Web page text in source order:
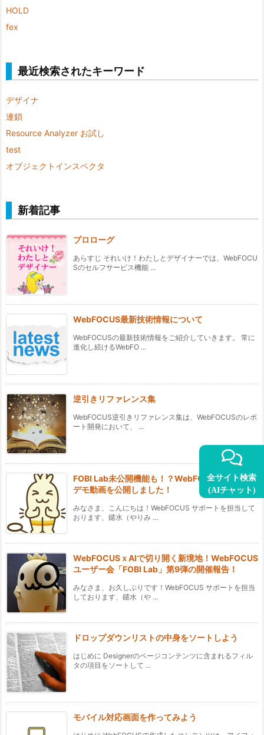
HOLD
fex
最近検索されたキーワード
デザイナ
連鎖
Resource Analyzer お試し
test
オブジェクトインスペクタ
新着記事
プロローグ
あらすじ それいけ！わたしとデザイナーでは、WebFOCU
Sのセルフサービス機能 ...
WebFOCUS最新技術情報について
WebFOCUSの最新技術情報をご紹介していきます。 常に
進化し続けるWebFO ...
逆引きリファレンス集
WebFOCUS逆引きリファレンス集は、WebFOCUSのレポ
ート開発において、 ...
FOBI Lab未公開機能も！？WebFOCUS新機能の
デモ動画を公開しました！
みなさま、こんにちは！WebFOCUS サポートを担当して
おります、鑓水（やりみ ...
WebFOCUSｘAIで切り開く新境地！WebFOCUS
ユーザー会「FOBI Lab」第9弾の開催報告！
みなさま、お久しぶりです！WebFOCUS サポートを担当
しております、鑓水（や ...
ドロップダウンリストの中身をソートしよう
はじめに Designerのページコンテンツに含まれるフィル
タの項目をソートして ...
モバイル対応画面を作ってみよう
全サイト検索
(AIチャット)